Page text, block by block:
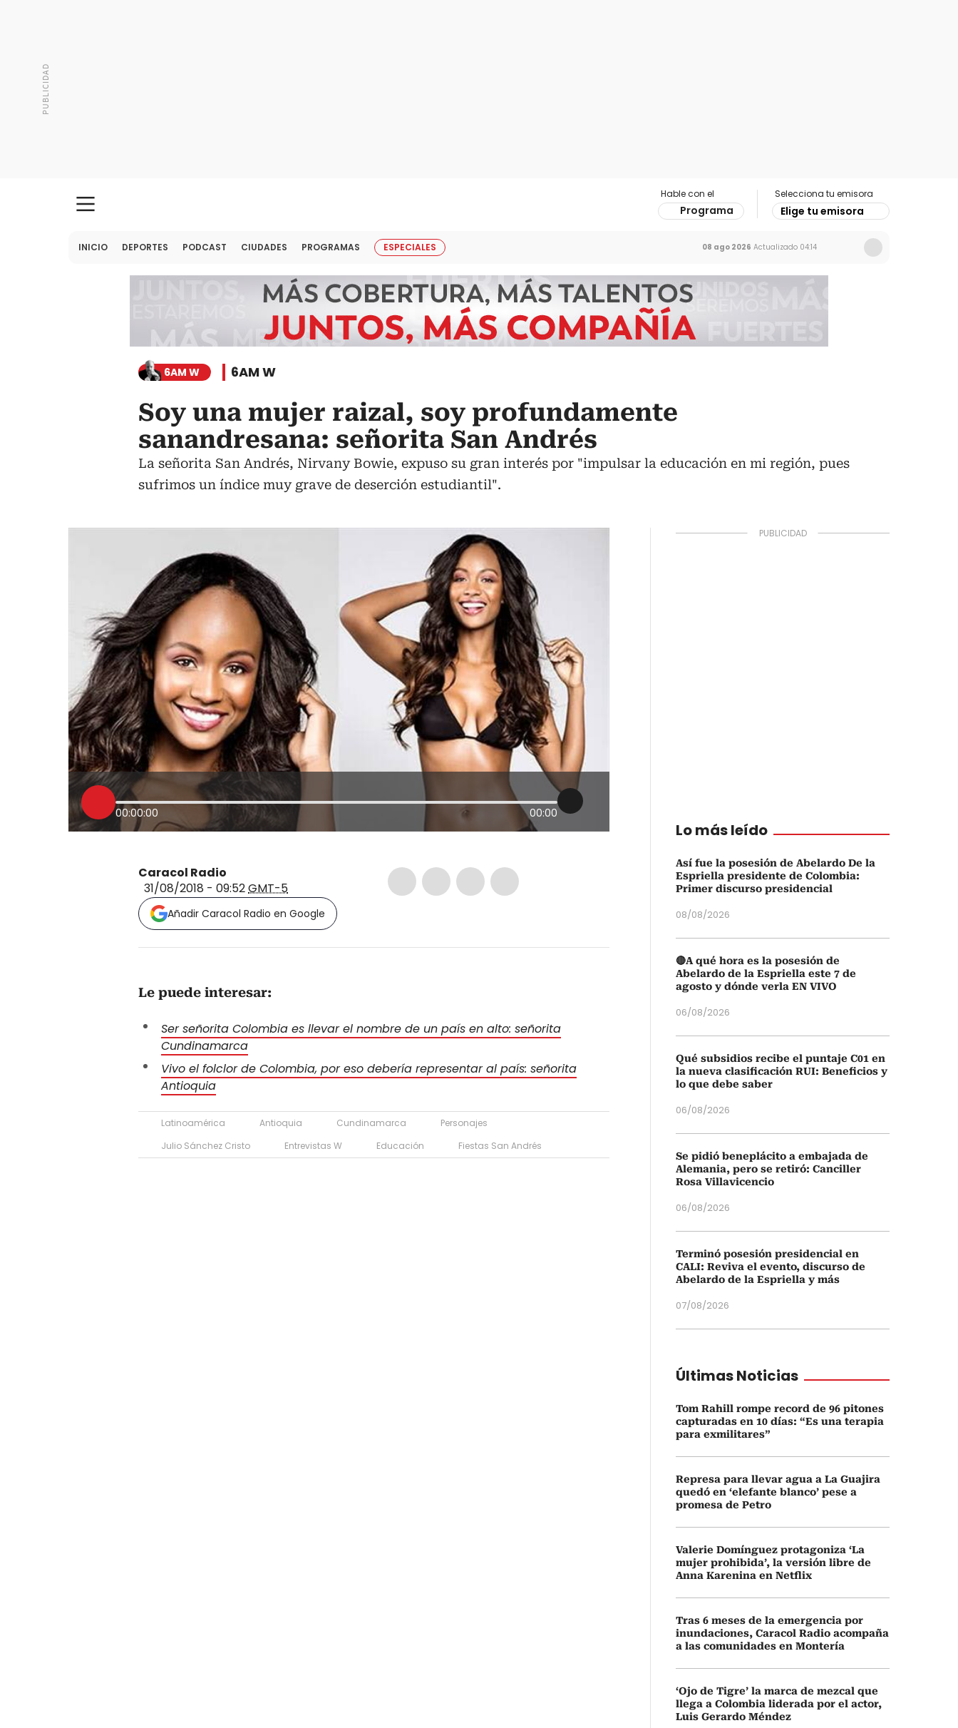
Hable con el
Programa
Selecciona tu emisora
Elige tu emisora
INICIO DEPORTES PODCAST CIUDADES PROGRAMAS ESPECIALES 08 ago 2026 Actualizado 04:14
6AM W 6AM W
Soy una mujer raizal, soy profundamente
sanandresana: señorita San Andrés
La señorita San Andrés, Nirvany Bowie, expuso su gran interés por "impulsar la educación en mi región, pues
sufrimos un índice muy grave de deserción estudiantil".
00:00:00 00:00
Caracol Radio
31/08/2018 - 09:52GMT-5
Añadir Caracol Radio en Google
Le puede interesar:
Ser señorita Colombia es llevar el nombre de un país en alto: señorita
Cundinamarca
Vivo el folclor de Colombia, por eso debería representar al país: señorita
Antioquia
Latinoamérica Antioquia Cundinamarca
Personajes
Julio Sánchez Cristo
Entrevistas W Educación Fiestas San Andrés
Lo más leído
Así fue la posesión de Abelardo De la
Espriella presidente de Colombia:
Primer discurso presidencial
08/08/2026
🔴A qué hora es la posesión de
Abelardo de la Espriella este 7 de
agosto y dónde verla EN VIVO
06/08/2026
Qué subsidios recibe el puntaje C01 en
la nueva clasificación RUI: Beneficios y
lo que debe saber
06/08/2026
Se pidió beneplácito a embajada de
Alemania, pero se retiró: Canciller
Rosa Villavicencio
06/08/2026
Terminó posesión presidencial en
CALI: Reviva el evento, discurso de
Abelardo de la Espriella y más
07/08/2026
Últimas Noticias
Tom Rahill rompe record de 96 pitones
capturadas en 10 días: “Es una terapia
para exmilitares”
Represa para llevar agua a La Guajira
quedó en ‘elefante blanco’ pese a
promesa de Petro
Valerie Domínguez protagoniza ‘La
mujer prohibida’, la versión libre de
Anna Karenina en Netflix
Tras 6 meses de la emergencia por
inundaciones, Caracol Radio acompaña
a las comunidades en Montería
‘Ojo de Tigre’ la marca de mezcal que
llega a Colombia liderada por el actor,
Luis Gerardo Méndez